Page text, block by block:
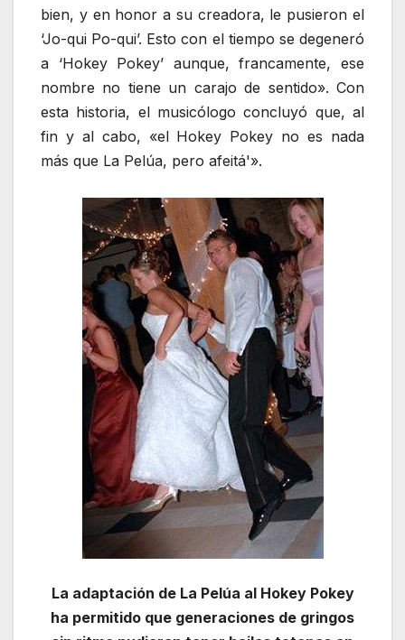
bien, y en honor a su creadora, le pusieron el
‘Jo-qui Po-qui’. Esto con el tiempo se degeneró
a ‘Hokey Pokey’ aunque, francamente, ese
nombre no tiene un carajo de sentido». Con
esta historia, el musicólogo concluyó que, al
fin y al cabo, «el Hokey Pokey no es nada
más que La Pelúa, pero afeitá'».
La adaptación de La Pelúa al Hokey Pokey
ha permitido que generaciones de gringos